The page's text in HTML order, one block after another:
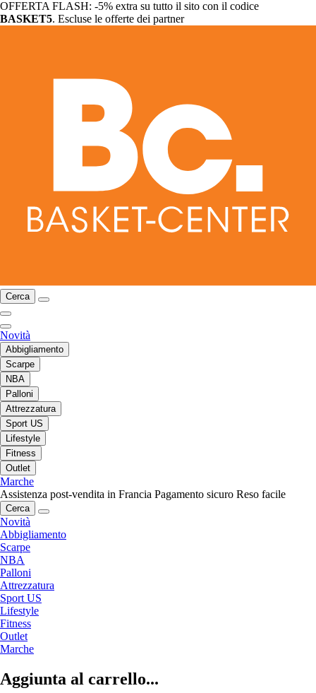
OFFERTA FLASH: -5% extra su tutto il sito con il codice
BASKET5. Escluse le offerte dei partner
Cerca
Novità
Abbigliamento
Scarpe
NBA
Palloni
Attrezzatura
Sport US
Lifestyle
Fitness
Outlet
Marche
Assistenza post-vendita in Francia Pagamento sicuro Reso facile
Cerca
Novità
Abbigliamento
Scarpe
NBA
Palloni
Attrezzatura
Sport US
Lifestyle
Fitness
Outlet
Marche
Aggiunta al carrello...